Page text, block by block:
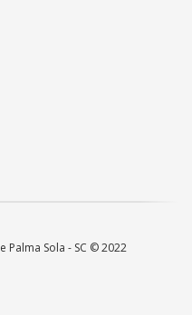
Palma Sola - SC © 2022